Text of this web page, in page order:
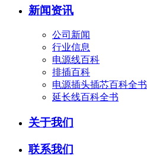
新闻资讯
公司新闻
行业信息
电源线百科
排插百科
电源插头插芯百科全书
延长线百科全书
关于我们
联系我们